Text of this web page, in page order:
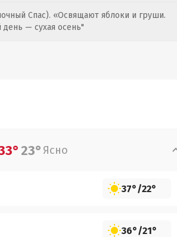
Спас). «Освящают яблоки и груши.
— сухая осень"
23° Ясно
37°/22°
36°/21°